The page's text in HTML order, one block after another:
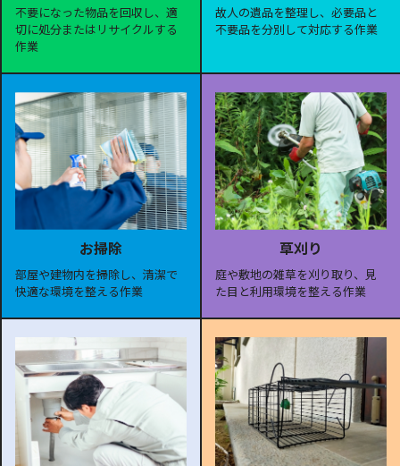
不要になった物品を回収し、適
切に処分またはリサイクルする
作業
故人の遺品を整理し、必要品と
不要品を分別して対応する作業
お掃除
部屋や建物内を掃除し、清潔で
快適な環境を整える作業
草刈り
庭や敷地の雑草を刈り取り、見
た目と利用環境を整える作業